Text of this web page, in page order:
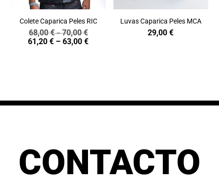
Colete Caparica Peles RIC
68,00€–70,00€Price
range:
61,20€ – 63,00€Price
Luvas Caparica Peles MCA
29,00€
CONTACTO